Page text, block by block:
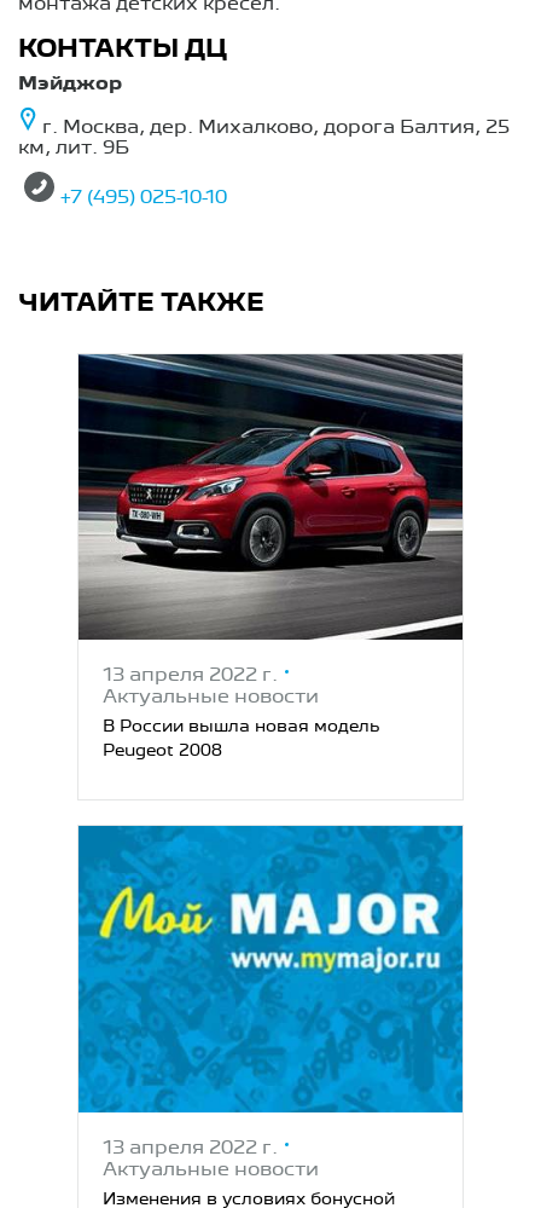
монтажа детских кресел.
КОНТАКТЫ ДЦ
Мэйджор
г. Москва, дер. Михалково, дорога Балтия, 25
км, лит. 9Б
+7 (495) 025-10-10
ЧИТАЙТЕ ТАКЖЕ
13 апреля 2022 г.
Актуальные новости
В России вышла новая модель
Peugeot 2008
13 апреля 2022 г.
Актуальные новости
Изменения в условиях бонусной